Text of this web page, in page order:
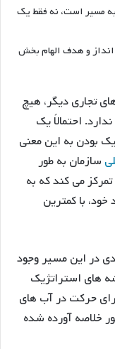
مسیر است، نه فقط یک
و هدف الهام بخش
تجاری دیگر، هیچ
احتمالاً یک
بودن به این معنی
سازمان به طور
می کند که به
با کمترین
در این مسیر وجود
های استراتژیک
حرکت در آب های
خلاصه آورده شده